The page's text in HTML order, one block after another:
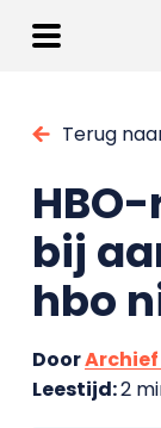
Terug
bij
hbo
Door
Leestijd:2